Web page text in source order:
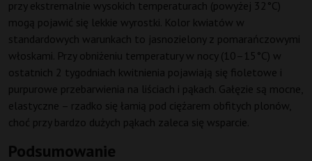
przy ekstremalnie wysokich temperaturach (powyżej 32°C)
mogą pojawić się lekkie wyrostki. Kolor kwiatów w
standardowych warunkach to jasnozielony z pomarańczowymi
włoskami. Przy obniżeniu temperatury w nocy (10–15°C) w
ostatnich 2 tygodniach kwitnienia pojawiają się fioletowe i
purpurowe przebarwienia na liściach i pąkach. Gałęzie są mocne,
elastyczne – rzadko się łamią pod ciężarem obfitych plonów,
choć przy bardzo dużych pąkach zaleca się wsparcie.
Podsumowanie